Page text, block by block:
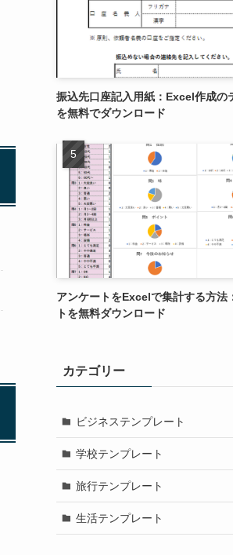
振込先口座記入用紙：Excel作成の
を無料でダウンロード
アンケートをExcelで集計する方法
トを無料ダウンロード
カテゴリー
ビジネステンプレート
学校テンプレート
旅行テンプレート
生活テンプレート